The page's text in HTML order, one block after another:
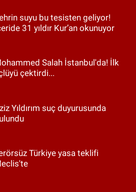
suyu bu tesisten geliyor!
31 yıldır Kur’an okunuyor
Salah İstanbul'da! İlk
çektirdi...
Yıldırım suç duyurusunda
Türkiye yasa teklifi